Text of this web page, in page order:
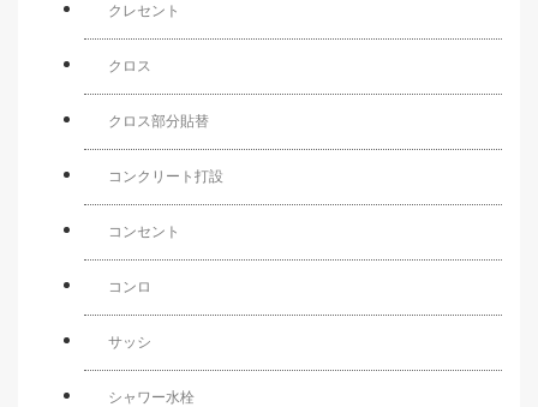
クレセント
クロス
クロス部分貼替
コンクリート打設
コンセント
コンロ
サッシ
シャワー水栓